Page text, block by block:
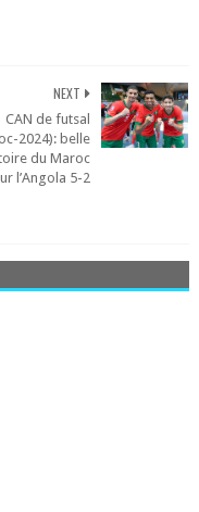
NEXT
CAN de futsal
2024): belle
du Maroc
l’Angola 5-2